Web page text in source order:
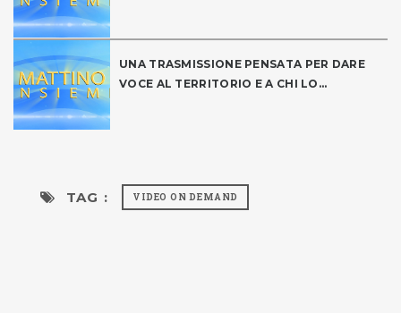
UNA TRASMISSIONE PENSATA PER DARE
VOCE AL TERRITORIO E A CHI LO...
TAG : VIDEO ON DEMAND